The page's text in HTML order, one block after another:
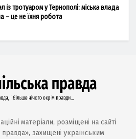
із тротуаром у Тернополі: міська влада
– це не їхня робота
матеріали, розміщені на сайті
правда», захищені українським